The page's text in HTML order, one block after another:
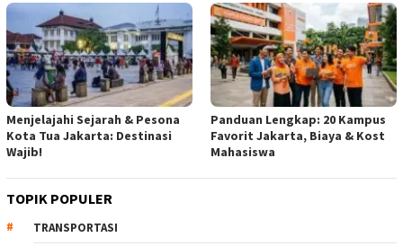
Menjelajahi Sejarah & Pesona
Kota Tua Jakarta: Destinasi
Wajib!
Panduan Lengkap: 20 Kampus
Favorit Jakarta, Biaya & Kost
Mahasiswa
TOPIK POPULER
TRANSPORTASI